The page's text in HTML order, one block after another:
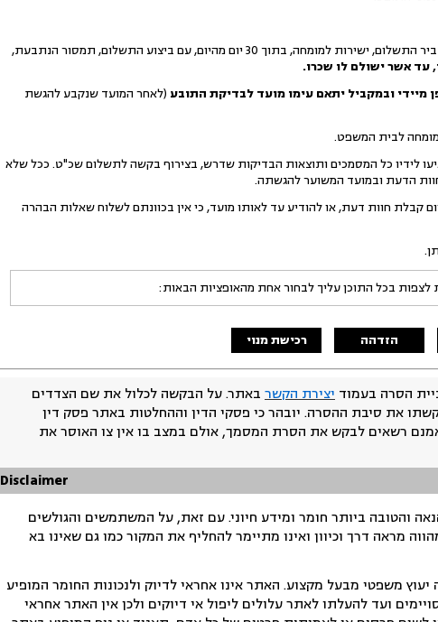
שכ"ט המומחה יהיה בגובה 4,000 ₪, בתוספת מע"מ. הנתבעת תעביר התשלום, ישירות למומחה, בתוך 30 יום מהיום, עם ביצוע התשלום, תמסור הנתבעת,
עד אשר ישולם לו שכרו.
מיידי ובמקביל יתאם עימו מועד לבדיקת התובע (לאחר המועד שנקבע להגשת
לבית המשפט.
את חוות דעתו תוך 30 ימים, מיום שהגיעו לידיו כל המסמכים ותוצאות הבדיקות שדרש, בצירוף בקשה לתשלום שכ"ט. ככל שלא
הדעת ובמועד המשוער להגשתה.
רשאים לפנות בשאלות הבהרה למומחה תוך 14 יום מיום קבלת חוות דעת, או להודיע עד לאותו מועד, כי אין בכוונתם לשלוח שאלות הבהרה
לצפות בכל התוכן עליך לבחור אחת מהאופציות הבאות:
הזדהה רכישת מנוי
הסרה בעמוד יצירת הקשר באתר. על הבקשה לכלול את שם הצדדים
את סיבת ההסרה. יובהר כי פסקי הדין וההחלטות באתר פסק דין
רשאים לבקש את הסרת המסמך, אולם במצב בו אין צו האוסר את
Disclaimer
והטובה ביותר חומר ומידע חיוני. עם זאת, על המשתמשים והגולשים
מראה דרך וכיוון ואינו מתיימר להחליף את המקור כמו גם שאינו בא
משפטי מבעל מקצוע. האתר אינו אחראי לדיוק ולנכונות החומר המופיע
ועד להעלתו לאתר עלולים ליפול אי דיוקים ולכן אין האתר אחראי